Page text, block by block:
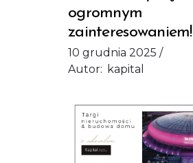
ogromnym
zainteresowaniem!
10 grudnia 2025
Autor: kapital